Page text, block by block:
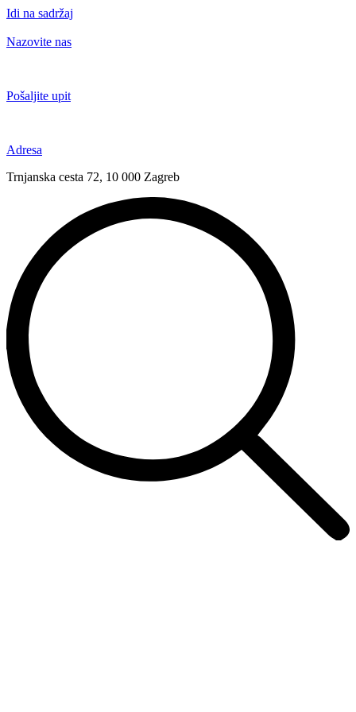
Idi na sadržaj
Nazovite nas
Pošaljite upit
Adresa
Trnjanska cesta 72, 10 000 Zagreb